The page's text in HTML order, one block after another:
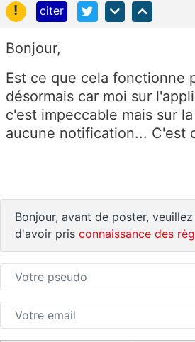
!
citer
Bonjour,
Est ce que cela fonctionne
désormais car moi sur
c'est impeccable mais sur
aucune notification... C'est
Bonjour, avant de poster,
d'avoir pris connaissance des